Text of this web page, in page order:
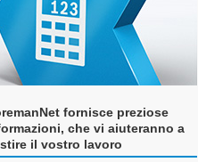
fornisce preziose
che vi aiuteranno a
il vostro lavoro